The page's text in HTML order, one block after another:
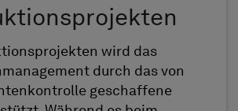
wird das
durch das von
geschaffene